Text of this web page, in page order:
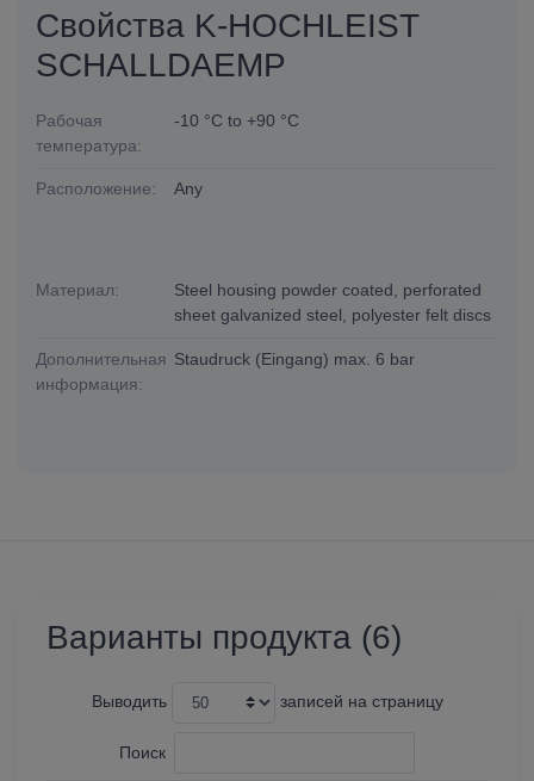
Свойства K-HOCHLEIST
SCHALLDAEMP
Рабочая
температура:
-10 °C to +90 °C
Расположение: Any
Материал:
Steel housing powder coated, perforated
sheet galvanized steel, polyester felt discs
Дополнительная
информация:
Staudruck (Eingang) max. 6 bar
Варианты продукта (6)
Выводить записей на страницу
Поиск